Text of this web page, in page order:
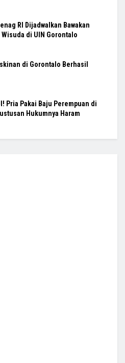
RI Dijadwalkan Bawakan
di UIN Gorontalo
di Gorontalo Berhasil
Pria Pakai Baju Perempuan di
Hukumnya Haram